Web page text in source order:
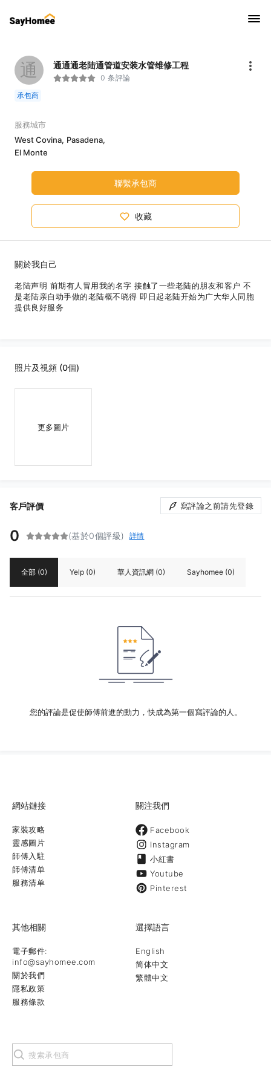
通 通通通老陆通管道安装水管维修工程
0 条評論
承包商
服務城市
West Covina, Pasadena,
El Monte
聯繫承包商
收藏
關於我自己
老陆声明 前期有人冒用我的名字 接触了一些老陆的朋友和客户 不
是老陆亲自动手做的老陆概不晓得 即日起老陆开始为广大华人同胞
提供良好服务
照片及視頻 (0個)
更多圖片
客戶評價 寫評論之前請先登錄
0 (基於0個評級) 詳情
全部 (0) Yelp (0) 華人資訊網 (0) Sayhomee (0)
您的評論是促使師傅前進的動力，快成為第一個寫評論的人。
網站鏈接
家裝攻略
靈感圖片
師傅入駐
師傅清单
服務清单
關注我們
Facebook
Instagram
小紅書
Youtube
Pinterest
其他相關
電子郵件:
info@sayhomee.com
關於我們
隱私政策
服務條款
選擇語言
English
简体中文
繁體中文